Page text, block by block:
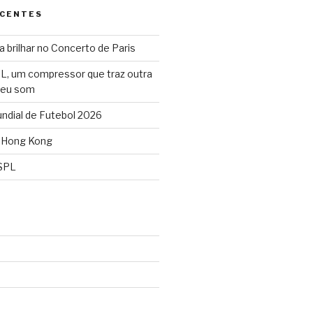
brilhar no Concerto de Paris
um compressor que traz outra
som
de Futebol 2026
Kong